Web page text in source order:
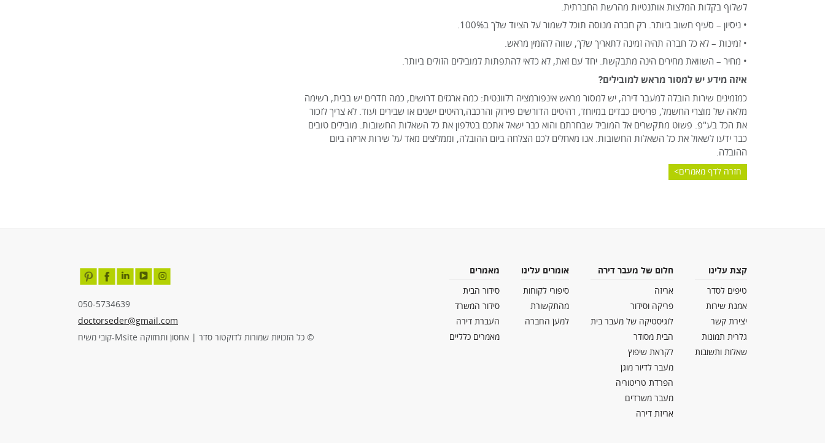
לשלוף בקלות המלצות אותנטיות מהרשת החברתית.
• ניסיון – סעיף חשוב ביותר. רק חברה מנוסה תוכל לשמור על הציוד שלך ב100%.
• זמינות – לא כל חברה תהיה זמינה לתאריך שלך, שווה להזמין מראש.
• מחיר – השוואת מחירים הינה מתבקשת. יחד עם זאת, לא כדאי להתפתות למובילים הזולים ביותר.
איזה מידע יש למסור מראש למובילים?
כמזמינים שירות הובלה למעבר דירה, יש למסור מראש אינפורמציה רלוונטית: כמה ארגזים דרושים, כמה חדרים יש בבית, רשימה
מלאה של מוצרי החשמל, פריטים כבדים במיוחד, רהיטים הדורשים פירוק והרכבה,רהיטים ישנים או שבירים ועוד. לא צריך לזכור
את הכל בע"פ. פשוט מתקשרים אל המוביל שבחרתם והוא כבר ישאל אתכם בטלפון את כל השאלות החשובות. מובילים טובים
כבר ידעו לשאול את כל השאלות החשובות. אנו מאחלים לכם הצלחה ביום ההובלה, וממליצים מאד על שירות אריזה ביום
ההובלה.
חזרה לדף מאמרים
קצת עלינו
טיפים לסדר
אמנת שירות
יצירת קשר
גלרית תמונות
שאלות ותשובות
חלום של מעבר דירה
אריזה
פריקה וסידור
לוגיסטיקה של מעבר בית
הבית מסודר
לקראת שיפוץ
מעבר לדיור מוגן
הפרדת טריטוריה
מעבר משרדים
אריזת דירה
אומרים עלינו
סיפורי לקוחות
מהתקשורת
למען החברה
מאמרים
סידור הבית
סידור המשרד
העברת דירה
מאמרים כלליים
050-5734639
doctorseder@gmail.com
© כל הזכויות שמורות לדוקטור סדר | אחסון ותחזוקה Msite-קובי משיח